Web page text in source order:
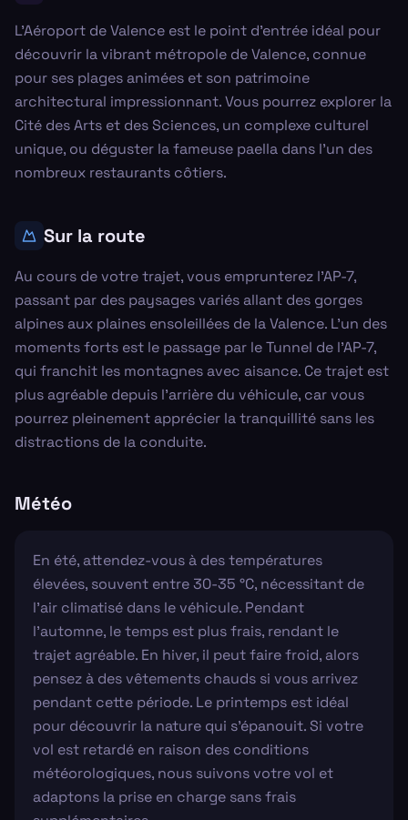
L'Aéroport de Valence est le point d'entrée idéal pour
découvrir la vibrant métropole de Valence, connue
pour ses plages animées et son patrimoine
architectural impressionnant. Vous pourrez explorer la
Cité des Arts et des Sciences, un complexe culturel
unique, ou déguster la fameuse paella dans l'un des
nombreux restaurants côtiers.
Sur la route
Au cours de votre trajet, vous emprunterez l'AP-7,
passant par des paysages variés allant des gorges
alpines aux plaines ensoleillées de la Valence. L'un des
moments forts est le passage par le Tunnel de l'AP-7,
qui franchit les montagnes avec aisance. Ce trajet est
plus agréable depuis l'arrière du véhicule, car vous
pourrez pleinement apprécier la tranquillité sans les
distractions de la conduite.
Météo
En été, attendez-vous à des températures
élevées, souvent entre 30-35 °C, nécessitant de
l'air climatisé dans le véhicule. Pendant
l'automne, le temps est plus frais, rendant le
trajet agréable. En hiver, il peut faire froid, alors
pensez à des vêtements chauds si vous arrivez
pendant cette période. Le printemps est idéal
pour découvrir la nature qui s'épanouit. Si votre
vol est retardé en raison des conditions
météorologiques, nous suivons votre vol et
adaptons la prise en charge sans frais